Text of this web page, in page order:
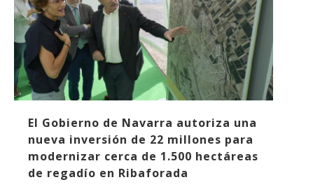
El Gobierno de Navarra autoriza una
nueva inversión de 22 millones para
modernizar cerca de 1.500 hectáreas
de regadío en Ribaforada